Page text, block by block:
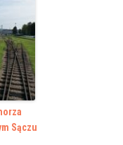
Sączu